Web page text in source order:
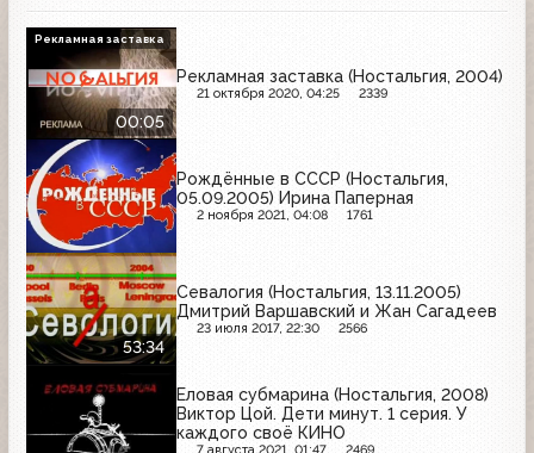
00:05
Рекламная заставка (Ностальгия, 2004)
21 октября 2020, 04:25 2339
Рекламная заставка
Рождённые в СССР (Ностальгия,
05.09.2005) Ирина Паперная
2 ноября 2021, 04:08 1761
53:34
Севалогия (Ностальгия, 13.11.2005)
Дмитрий Варшавский и Жан Сагадеев
23 июля 2017, 22:30 2566
Еловая субмарина (Ностальгия, 2008)
Виктор Цой. Дети минут. 1 серия. У
каждого своё КИНО